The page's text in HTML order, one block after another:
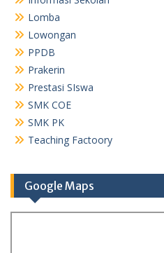
Lomba
Lowongan
PPDB
Prakerin
Prestasi SIswa
SMK COE
SMK PK
Teaching Factoory
Google Maps